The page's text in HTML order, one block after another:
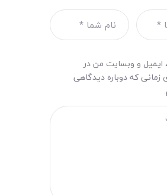
ایمیل و وبسایت من در
زمانی که دوباره دیدگاهی